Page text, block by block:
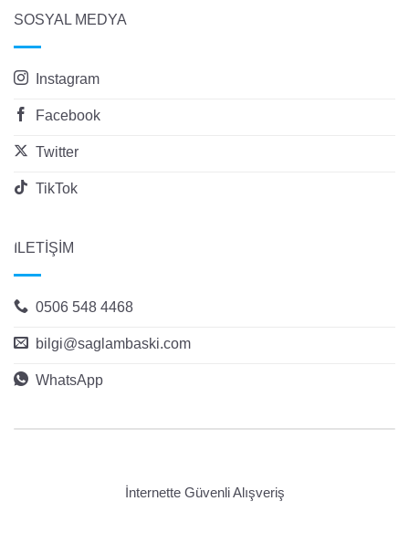
SOSYAL MEDYA
Instagram
Facebook
Twitter
TikTok
İLETİŞİM
0506 548 4468
bilgi@saglambaski.com
WhatsApp
İnternette Güvenli Alışveriş